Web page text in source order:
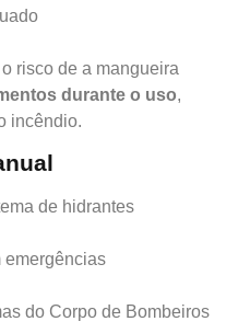
risco de a mangueira
durante o uso,
incêndio.
de hidrantes
emergências
do Corpo de Bombeiros